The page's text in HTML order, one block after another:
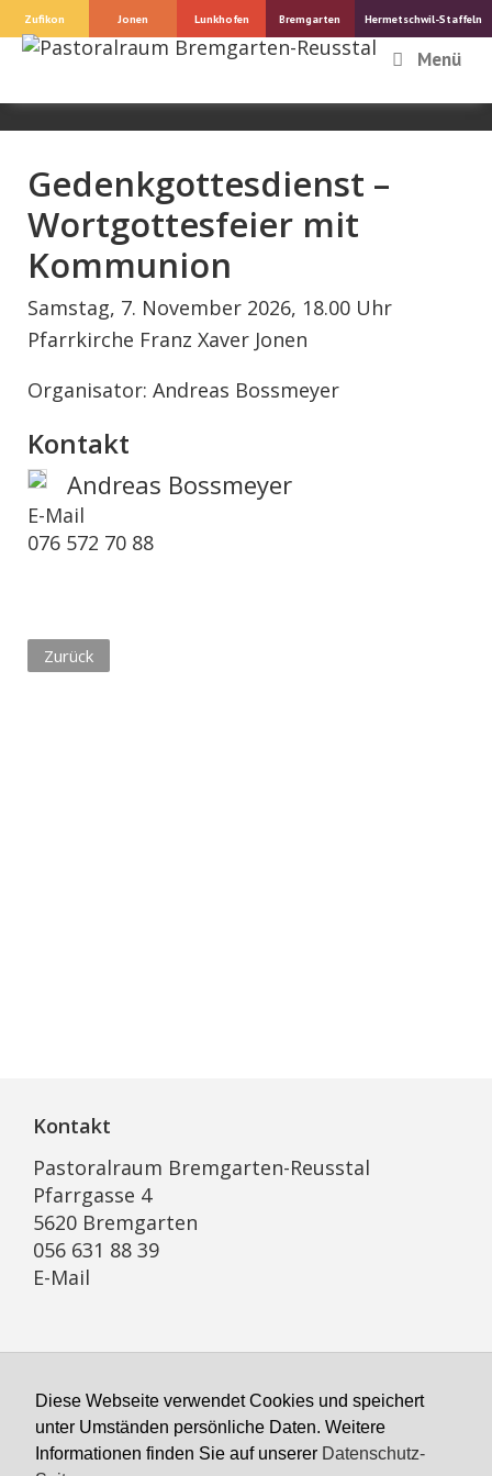
Diese Webseite verwendet Cookies und speichert
unter Umständen persönliche Daten. Weitere
Informationen finden Sie auf unserer Datenschutz-
Springe
zum
Zufikon Jonen Lunkhofen Bremgarten Hermetschwil-Staffeln
Menü
Gedenkgottesdienst –
Wortgottesfeier mit
Kommunion
Samstag, 7. November 2026, 18.00 Uhr
Pfarrkirche Franz Xaver Jonen
Organisator: Andreas Bossmeyer
Kontakt
Andreas Bossmeyer
E-Mail
076 572 70 88
Zurück
Kontakt
Pastoralraum Bremgarten-Reusstal
Pfarrgasse 4
5620 Bremgarten
056 631 88 39
E-Mail
Montag geschlossen
Dienstag bis Freitag
8:00 bis 11:00, 14:00–16:00 Uhr